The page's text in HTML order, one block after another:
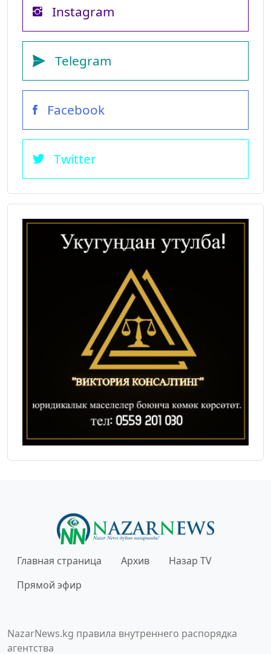
Instagram
Telegram
Facebook
Twitter
Главная страница Архив
Назар TV
Прямой эфир
NazarNews.kg правила внутреннего распорядка
агентства